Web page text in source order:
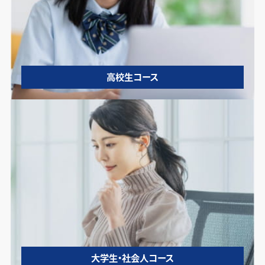
高校生コース
大学生・社会人コース